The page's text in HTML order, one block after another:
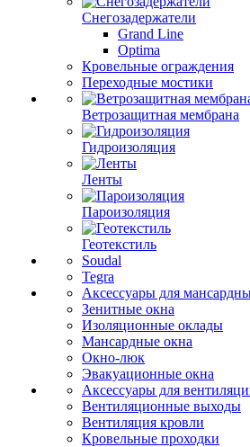
Снегозадержатели
Grand Line
Optima
Кровельные ограждения
Переходные мостики
Ветрозащитная мембрана
Гидроизоляция
Ленты
Пароизоляция
Геотекстиль
Soudal
Tegra
Аксессуары для
Зенитные окна
Изоляционные оклады
Мансардные окна
Окно-люк
Эвакуационные окна
Аксессуары для
Вентиляционные выходы
Вентиляция кровли
Кровельные проходки